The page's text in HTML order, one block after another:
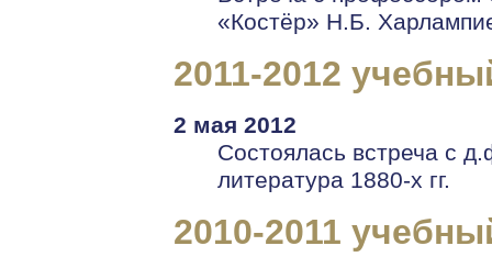
«Костёр» Н.Б.
2011-2012
2 мая 2012
Состоялась встреча с
литература 1880-х гг.
2010-2011